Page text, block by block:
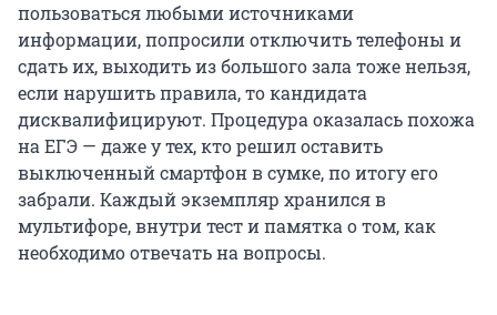
пользоваться любыми источниками
информации, попросили отключить телефоны и
сдать их, выходить из большого зала тоже нельзя,
если нарушить правила, то кандидата
дисквалифицируют. Процедура оказалась похожа
на ЕГЭ — даже у тех, кто решил оставить
выключенный смартфон в сумке, по итогу его
забрали. Каждый экземпляр хранился в
мультифоре, внутри тест и памятка о том, как
необходимо отвечать на вопросы.